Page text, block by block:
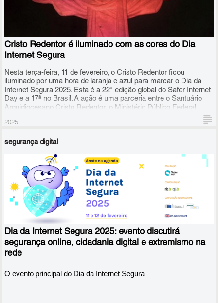
Cristo Redentor é iluminado com as cores do Dia
Internet Segura
Nesta terça-feira, 11 de fevereiro, o Cristo Redentor ficou
iluminado por uma hora de laranja e azul para marcar o Dia da
Internet Segura 2025. Esta é a 22ª edição global do Safer Internet
Day e a 17ª no Brasil. A ação é uma parceria entre o Santuário
Arquidiocesano Cristo Redentor, o Ministério Público Federal
2025
segurança digital
Dia da Internet Segura 2025: evento discutirá
segurança online, cidadania digital e extremismo na
rede
O evento principal do Dia da Internet Segura